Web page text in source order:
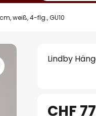
weiß, 4-flg., GU10
Lindby
CHF